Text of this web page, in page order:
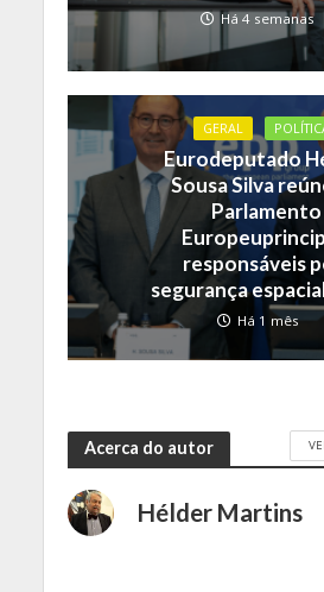
Há 4 semanas
GERAL
Eurodeputado
Sousa Silva
Parlamento
responsáveis
segurança
Há 1 mês
Acerca do autor
Hélder Martins